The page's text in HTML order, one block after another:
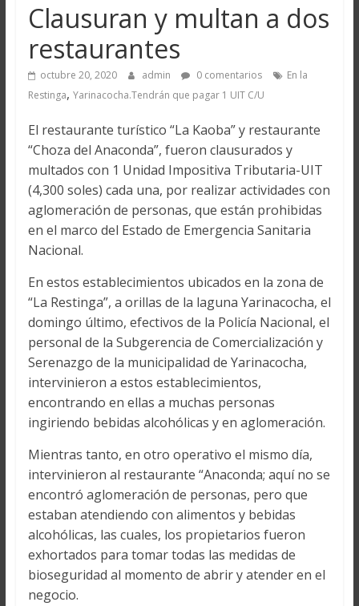
Clausuran y multan a dos
restaurantes
octubre 20, 2020 admin 0 comentarios
En la
Restinga, Yarinacocha.Tendrán que pagar 1 UIT C/U
El restaurante turístico “La Kaoba” y restaurante
“Choza del Anaconda”, fueron clausurados y
multados con 1 Unidad Impositiva Tributaria-UIT
(4,300 soles) cada una, por realizar actividades con
aglomeración de personas, que están prohibidas
en el marco del Estado de Emergencia Sanitaria
Nacional.
En estos establecimientos ubicados en la zona de
“La Restinga”, a orillas de la laguna Yarinacocha, el
domingo último, efectivos de la Policía Nacional, el
personal de la Subgerencia de Comercialización y
Serenazgo de la municipalidad de Yarinacocha,
intervinieron a estos establecimientos,
encontrando en ellas a muchas personas
ingiriendo bebidas alcohólicas y en aglomeración.
Mientras tanto, en otro operativo el mismo día,
intervinieron al restaurante “Anaconda; aquí no se
encontró aglomeración de personas, pero que
estaban atendiendo con alimentos y bebidas
alcohólicas, las cuales, los propietarios fueron
exhortados para tomar todas las medidas de
bioseguridad al momento de abrir y atender en el
negocio.